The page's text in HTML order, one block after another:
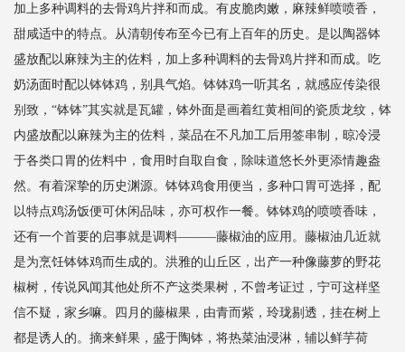
加上多种调料的去骨鸡片拌和而成。有皮脆肉嫩，麻辣鲜喷喷香，
甜咸适中的特点。从清朝传布至今已有上百年的历史。是以陶器钵
盛放配以麻辣为主的佐料，加上多种调料的去骨鸡片拌和而成。吃
奶汤面时配以钵钵鸡，别具气焰。钵钵鸡一听其名，就感应传染很
别致，“钵钵”其实就是瓦罐，钵外面是画着红黄相间的瓷质龙纹，钵
内盛放配以麻辣为主的佐料，菜品在不凡加工后用签串制，晾冷浸
于各类口胃的佐料中，食用时自取自食，除味道悠长外更添情趣盎
然。有着深挚的历史渊源。钵钵鸡食用便当，多种口胃可选择，配
以特点鸡汤饭便可休闲品味，亦可权作一餐。钵钵鸡的喷喷香味，
还有一个首要的启事就是调料———藤椒油的应用。藤椒油几近就
是为烹饪钵钵鸡而生成的。洪雅的山丘区，出产一种像藤萝的野花
椒树，传说风闻其他处所不产这类果树，不曾考证过，宁可这样坚
信不疑，家乡嘛。四月的藤椒果，由青而紫，玲珑剔透，挂在树上
都是诱人的。摘来鲜果，盛于陶钵，将热菜油浸淋，辅以鲜芋荷